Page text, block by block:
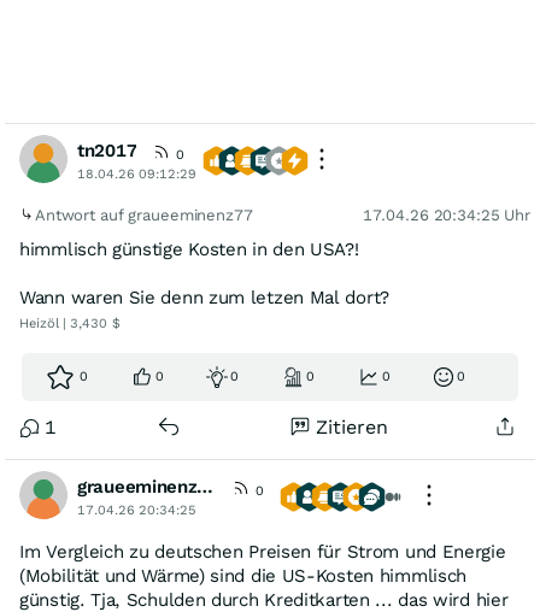
tn2017
0
18.04.26 09:12:29
Antwort auf graueeminenz77 17.04.26 20:34:25 Uhr
himmlisch günstige Kosten in den USA?!
Wann waren Sie denn zum letzen Mal dort?
Heizöl | 3,430 $
0 0 0 0 0 0
1 Zitieren
graueeminenz77
0
17.04.26 20:34:25
Im Vergleich zu deutschen Preisen für Strom und Energie
(Mobilität und Wärme) sind die US-Kosten himmlisch
günstig. Tja, Schulden durch Kreditkarten ... das wird hier